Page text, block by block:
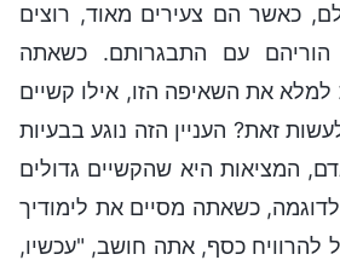
כאשר הם צעירים מאוד, רוצים
הוריהם עם התבגרותם. כשאתה
את השאיפה הזו, אילו קשיים
זאת? העניין הזה נוגע בבעיות
המציאות היא שהקשיים גדולים
לדוגמה, כשאתה מסיים את לימודיך
להרוויח כסף, אתה חושב, "עכשיו,